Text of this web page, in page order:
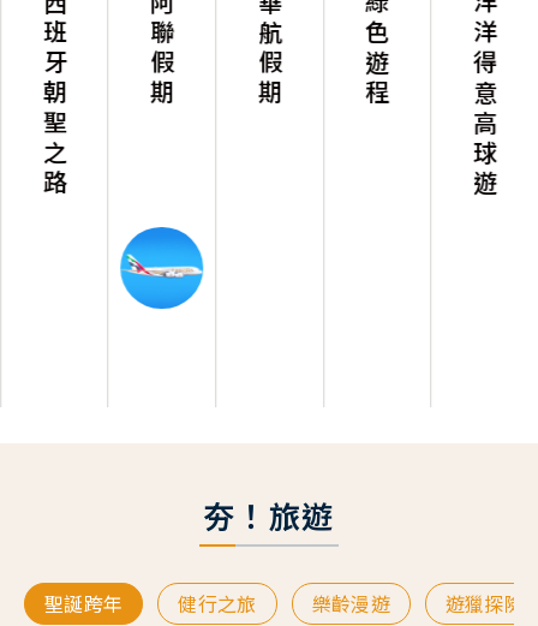
西班牙朝聖之路 阿聯假期 華航假期 綠色遊程 洋洋得意高球遊
夯！旅遊
聖誕跨年 健行之旅 樂齡漫遊 遊獵探險